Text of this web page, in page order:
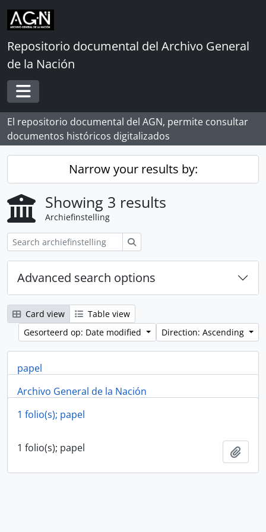
Skip to main content
Repositorio documental del Archivo General
de la Nación
Toggle navigation
El repositorio documental del AGN, permite consultar
documentos históricos digitalizados
Narrow your results by:
Showing 3 results
Archiefinstelling
Advanced search options
Card view
Table view
Gesorteerd op: Date modified
Direction: Ascending
papel
papel
Archivo General de la Nación
Archivo General de la Nación
1 folio(s); papel
1 folio(s); papel